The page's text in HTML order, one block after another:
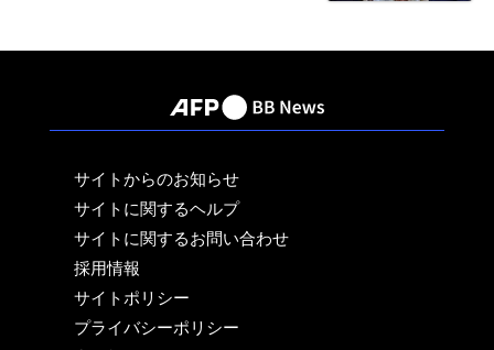
サイトからのお知らせ
サイトに関するヘルプ
サイトに関するお問い合わせ
採用情報
サイトポリシー
プライバシーポリシー